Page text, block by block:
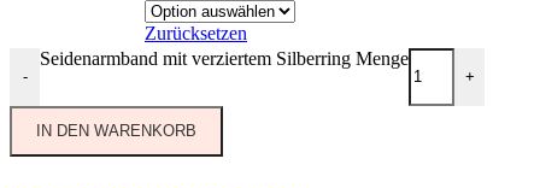
Zurücksetzen
-
Seidenarmband mit verziertem Silberring Menge
+
IN DEN WARENKORB